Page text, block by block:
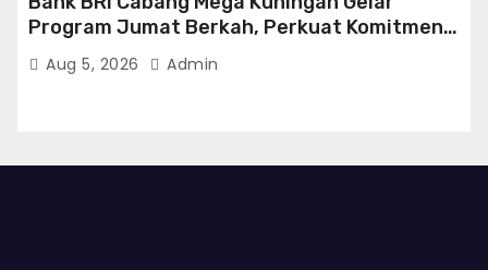
Program Jumat Berkah, Perkuat Komitmen
untuk Saling Berbagai Kepada Masyarakat
Sekitar Kawasan Mega Kuningan
Aug 5, 2026 Admin